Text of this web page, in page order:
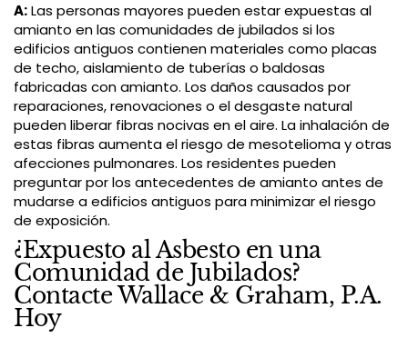
A:Las personas mayores pueden estar expuestas al
amianto en las comunidades de jubilados si los
edificios antiguos contienen materiales como placas
de techo, aislamiento de tuberías o baldosas
fabricadas con amianto. Los daños causados por
reparaciones, renovaciones o el desgaste natural
pueden liberar fibras nocivas en el aire. La inhalación de
estas fibras aumenta el riesgo de mesotelioma y otras
afecciones pulmonares. Los residentes pueden
preguntar por los antecedentes de amianto antes de
mudarse a edificios antiguos para minimizar el riesgo
de exposición.
¿Expuesto al Asbesto en una
Comunidad de Jubilados?
Contacte Wallace & Graham, P.A.
Hoy